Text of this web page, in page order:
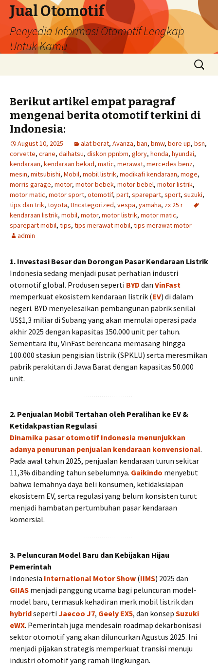
Jual Otomotif
Penyedia Informasi Otomotif Lengkap
Untuk Kamu
Search
for:
Berikut artikel empat paragraf
mengenai berita otomotif terkini di
Indonesia:
August 10, 2025 alat berat, Avanza, ban, bmw, bore up, bsn,
corvette, crane, daihatsu, diskon ppnbm, glory, honda, hyundai,
kendaraan, kendaraan bekad, matic, merawat, mercedes benz,
mesin, mitsubishi, Mobil, mobil listrik, modikafi kendaraan, moge,
morris garage, motor, motor bebek, motor bebel, motor listrik,
motor matic, motor sport, otomotif, part, sparepart, sport, suzuki,
tips dan trik, toyota, Uncategorized, vespa, yamaha, zx 25 r
kendaraan listrik, mobil, motor, motor listrik, motor matic,
sparepart mobil, tips, tips merawat mobil, tips merawat motor
admin
1. Investasi Besar dan Dorongan Pasar Kendaraan Listrik
Indonesia sedang menjadi pusat perhatian industri
otomotif global. Produsen seperti BYD dan VinFast
memperkuat ekosistem kendaraan listrik (EV) di dalam
negeri. BYD menyelesaikan pembangunan pabrik senilai
US$1,3 miliar di Subang yang akan memulai operasi pada
akhir 2025 dengan kapasitas 150.000 unit per tahun.
Sementara itu, VinFast berencana memasang hingga
100.000 stasiun pengisian listrik (SPKLU) serta meresmikan
pabrik perakitan di Jawa Barat dengan kapasitas 50.000
unit.
2. Penjualan Mobil Tertahan oleh Peralihan ke EV &
Ketidakpastian Regulasi
Dinamika pasar otomotif Indonesia menunjukkan
adanya penurunan penjualan kendaraan konvensional.
Pada awal tahun 2025, penjualan kendaraan turun sekitar
11,3% dibanding tahun sebelumnya. Gaikindo menyebut
bahwa lemahnya daya beli konsumen, ketidaksiapan
ekosistem EV, serta regulasi yang belum konsisten turut
menjadi hambatan pertumbuhan pasar kendaraan
komersial.
3. Peluncuran Model Baru dan Kebijakan Hijau
Pemerintah
Indonesia International Motor Show (IIMS) 2025 dan
GIIAS menjadi panggung utama bagi peluncuran model-
model baru, termasuk kehadiran merk mobil listrik dan
hybridseperti Jaecoo J7, Geely EX5, dan konsep Suzuki
eWX. Pemerintah juga mendesain roadmap dekarbonisasi
sektor otomotif yang akan diluncurkan Agustus 2025. Ini
menjadi pijakan strategis memperkuat transisi menuju
industri otomotif yang ramah lingkungan.